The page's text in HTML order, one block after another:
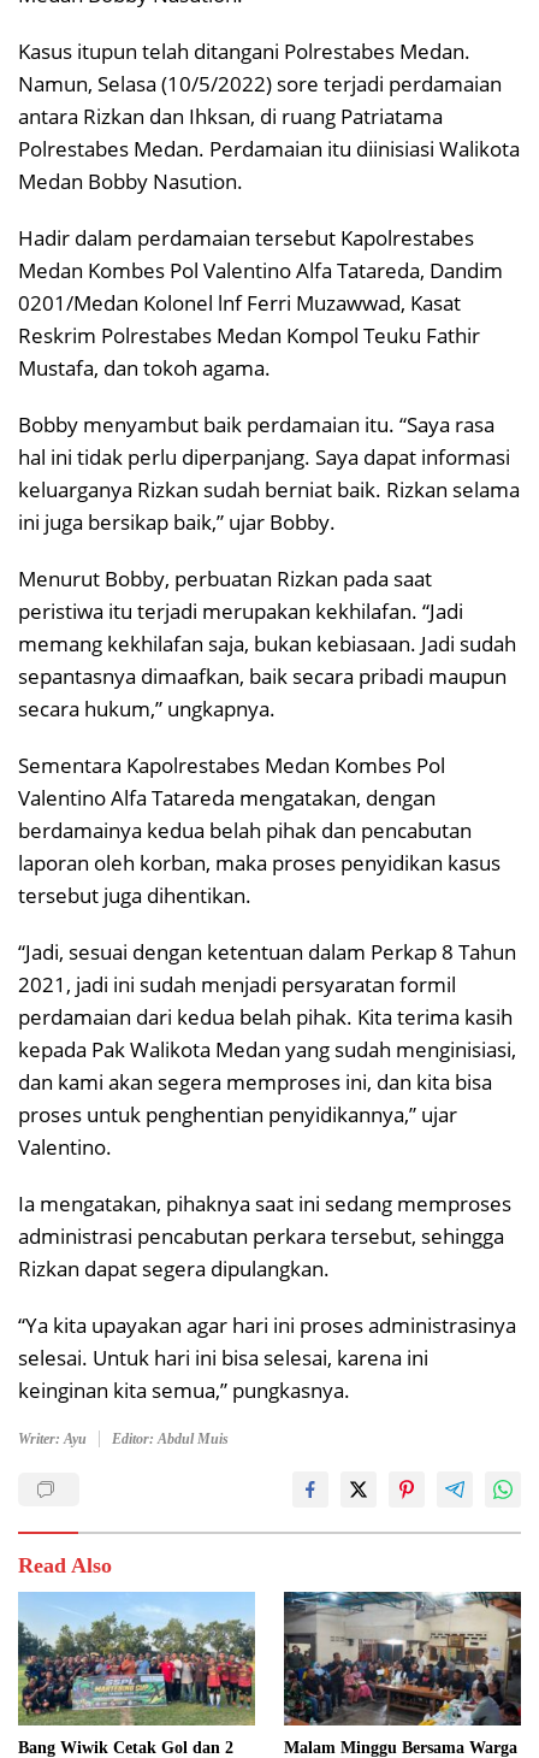
Kasus itupun telah ditangani Polrestabes Medan.
Namun, Selasa (10/5/2022) sore terjadi perdamaian
antara Rizkan dan Ihksan, di ruang Patriatama
Polrestabes Medan. Perdamaian itu diinisiasi Walikota
Medan Bobby Nasution.
Hadir dalam perdamaian tersebut Kapolrestabes
Medan Kombes Pol Valentino Alfa Tatareda, Dandim
0201/Medan Kolonel lnf Ferri Muzawwad, Kasat
Reskrim Polrestabes Medan Kompol Teuku Fathir
Mustafa, dan tokoh agama.
Bobby menyambut baik perdamaian itu. “Saya rasa
hal ini tidak perlu diperpanjang. Saya dapat informasi
keluarganya Rizkan sudah berniat baik. Rizkan selama
ini juga bersikap baik,” ujar Bobby.
Menurut Bobby, perbuatan Rizkan pada saat
peristiwa itu terjadi merupakan kekhilafan. “Jadi
memang kekhilafan saja, bukan kebiasaan. Jadi sudah
sepantasnya dimaafkan, baik secara pribadi maupun
secara hukum,” ungkapnya.
Sementara Kapolrestabes Medan Kombes Pol
Valentino Alfa Tatareda mengatakan, dengan
berdamainya kedua belah pihak dan pencabutan
laporan oleh korban, maka proses penyidikan kasus
tersebut juga dihentikan.
“Jadi, sesuai dengan ketentuan dalam Perkap 8 Tahun
2021, jadi ini sudah menjadi persyaratan formil
perdamaian dari kedua belah pihak. Kita terima kasih
kepada Pak Walikota Medan yang sudah menginisiasi,
dan kami akan segera memproses ini, dan kita bisa
proses untuk penghentian penyidikannya,” ujar
Valentino.
Ia mengatakan, pihaknya saat ini sedang memproses
administrasi pencabutan perkara tersebut, sehingga
Rizkan dapat segera dipulangkan.
“Ya kita upayakan agar hari ini proses administrasinya
selesai. Untuk hari ini bisa selesai, karena ini
keinginan kita semua,” pungkasnya.
Writer: Ayu Editor: Abdul Muis
Read Also
Bang Wiwik Cetak Gol dan 2
Malam Minggu Bersama Warga